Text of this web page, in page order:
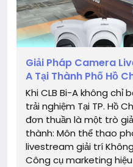
Giải Pháp Camera
A Tại Thành Phố Hồ
Khi CLB Bi-A không chỉ
trải nghiệm Tại TP. Hồ
đơn thuần là một trò
thành: Môn thể thao
livestream giải trí
Công cụ marketing